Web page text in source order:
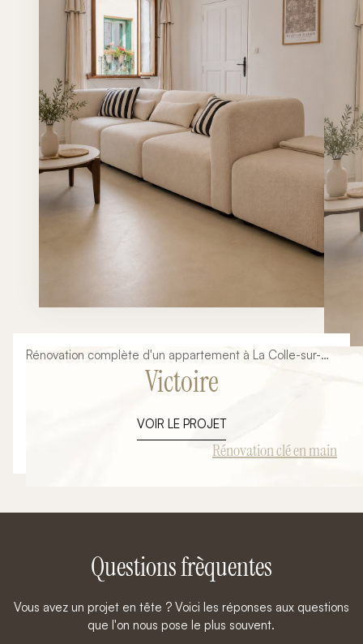
Rénovation complète d'un appartement à La Colle-sur-
Loup : transformation d'un intérieur ancien en un lieu de
vie contemporain, lumineux et fonctionnel. Dans le cadre
consistait à repenser entièrement les espaces,
moderniser les finitions et concevoir une cuisine sur-
mesure parfaitement intégrée à la pièce de vie. L'objectif
occupants.
Victoire
VOIR LE PROJET
Rénovation clé en main
Questions frèquentes
Vous avez un projet en tête ? Voici les réponses aux questions
que l'on nous pose le plus souvent.